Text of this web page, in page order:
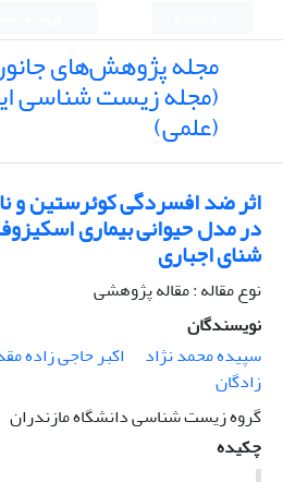
مجله پژوهش‌های
(مجله زیست شناسی
(علمی)
اثر ضد افسردگی کوئرستین و
در مدل حیوانی بیماری
شنای اجباری
نوع مقاله : مقاله پژوهشی
نویسندگان
سپیده محمد نژاد
اکبر حاجی زاده
زادگان
گروه زیست شناسی دانشگاه مازندران
چکیده